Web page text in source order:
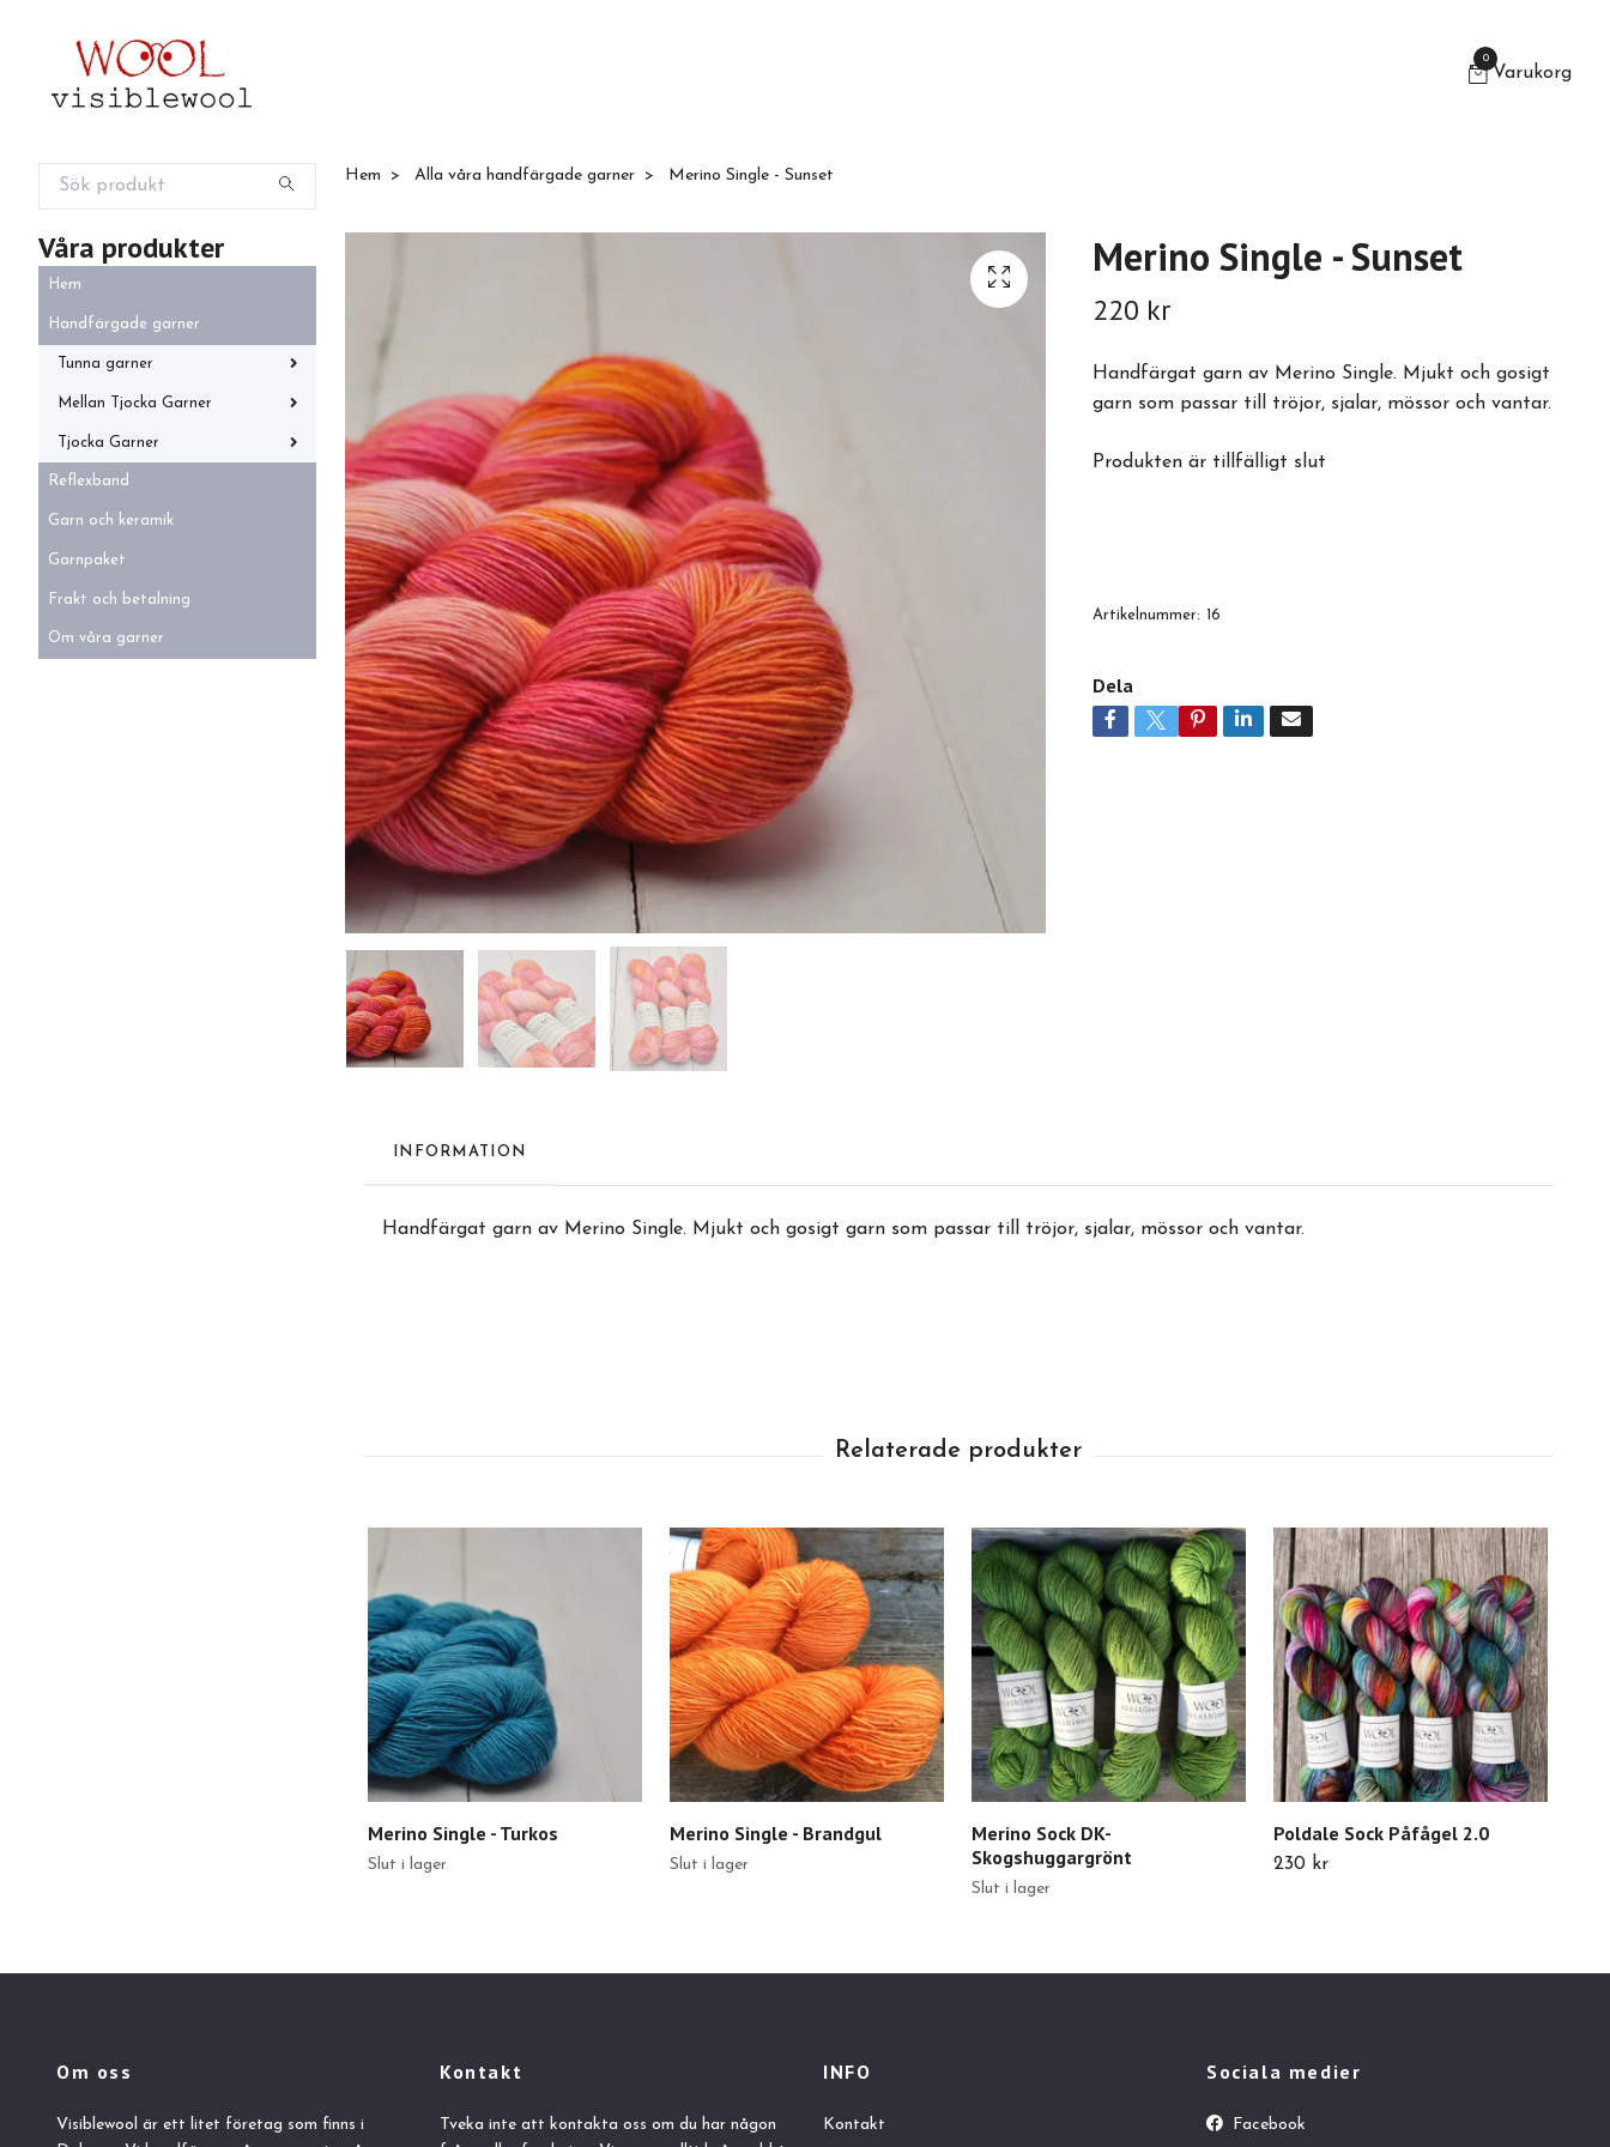
0
Varukorg
Våra produkter
Hem
Handfärgade garner
Tunna garner
Mellan Tjocka Garner
Tjocka Garner
Reflexband
Garn och keramik
Garnpaket
Frakt och betalning
Om våra garner
Hem Alla våra handfärgade garner Merino Single - Sunset
Merino Single - Sunset
220 kr
Handfärgat garn av Merino Single. Mjukt och gosigt
garn som passar till tröjor, sjalar, mössor och vantar.
Produkten är tillfälligt slut
Artikelnummer: 16
Dela
INFORMATION
Handfärgat garn av Merino Single. Mjukt och gosigt garn som passar till tröjor, sjalar, mössor och vantar.
Merino Single - Turkos
Slut i lager
Merino Single - Brandgul
Slut i lager
Merino Sock DK-
Skogshuggargrönt
Slut i lager
Poldale Sock Påfågel 2.0
230 kr
Om oss
Visiblewool är ett litet företag som finns i
Kontakt
Tveka inte att kontakta oss om du har någon
INFO
Kontakt
Sociala medier
Facebook